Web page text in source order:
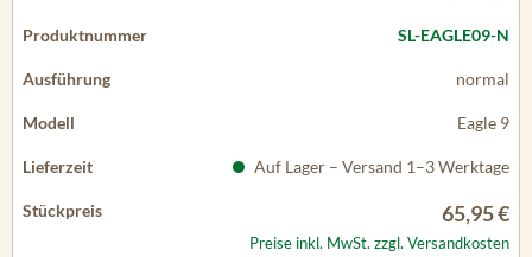
SL-EAGLE09-N
normal
Eagle 9
Auf Lager – Versand 1–3 Werktage
65,95 €
Preise inkl. MwSt. zzgl. Versandkosten